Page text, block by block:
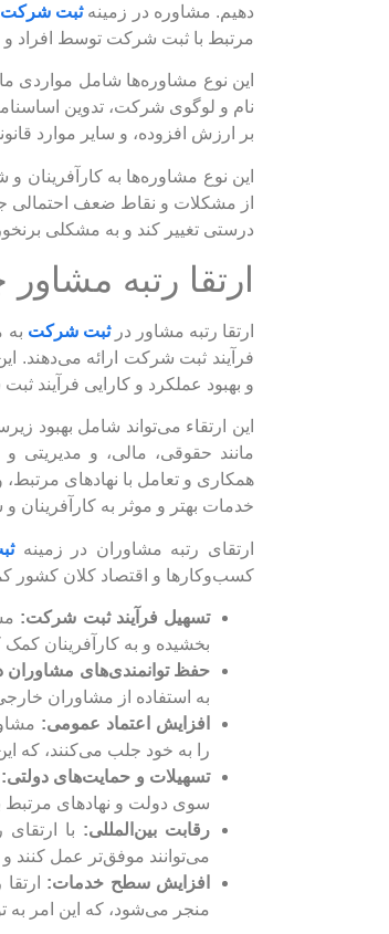
دهیم. مشاوره در زمینهثبت شرکت
مرتبط با ثبت شرکت توسط افراد
این نوع مشاوره‌ها شامل مواردی
نام و لوگوی شرکت، تدوین
بر ارزش افزوده، و سایر موارد
این نوع مشاوره‌ها به
از مشکلات و نقاط ضعف احتمالی
درستی تغییر کند و به مشکلی
ارتقا رتبه
ارتقا رتبه مشاور درثبت شرکت به
فرآیند ثبت شرکت ارائه می‌دهند.
و بهبود عملکرد و کارایی فرآیند
این ارتقاء می‌تواند شامل
مانند حقوقی، مالی، و
همکاری و تعامل با نهادهای
خدمات بهتر و موثر به
ارتقای رتبه مشاوران در زمینه
کسب‌وکارها و اقتصاد کلان کشور
تسهیل فرآیند ثبت شرکت:
بخشیده و به کارآفرینان
حفظ توانمندی‌های مشاوران
به استفاده از مشاوران
افزایش اعتماد عمومی:
را به خود جلب می‌کنند، که
تسهیلات و حمایت‌های دولتی:
سوی دولت و نهادهای مرتبط
رقابت بین‌المللی: با
می‌توانند موفق‌تر عمل کنند
افزایش سطح خدمات:
منجر می‌شود، که این امر